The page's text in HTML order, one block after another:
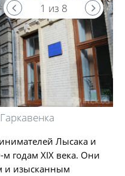
1 из 8
Лысака и
м годам XIX века. Они
и изысканным